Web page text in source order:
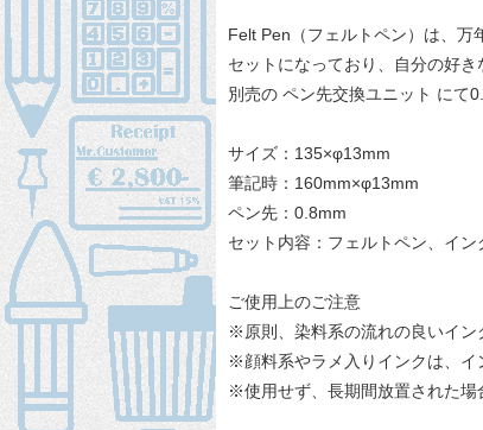
Felt Pen（フェルトペン）は、万
セットになっており、自分の好き
別売の ペン先交換ユニット にて
サイズ：135×φ13mm
筆記時：160mm×φ13mm
ペン先：0.8mm
セット内容：フェルトペン、イ
ご使用上のご注意
※原則、染料系の流れの良いイン
※顔料系やラメ入りインクは、イ
※使用せず、長期間放置された場